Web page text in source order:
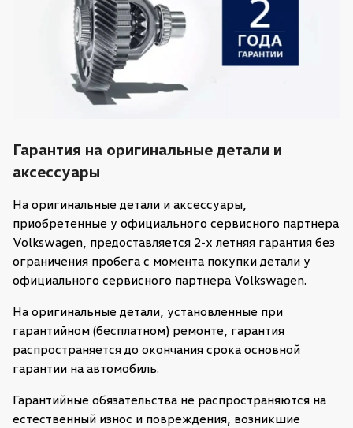
Гарантия на оригинальные детали и
аксессуары
На оригинальные детали и аксессуары,
приобретенные у официального сервисного партнера
Volkswagen, предоставляется 2-х летняя гарантия без
ограничения пробега с момента покупки детали у
официального сервисного партнера Volkswagen.
На оригинальные детали, установленные при
гарантийном (бесплатном) ремонте, гарантия
распространяется до окончания срока основной
гарантии на автомобиль.
Гарантийные обязательства не распространяются на
естественный износ и повреждения, возникшие